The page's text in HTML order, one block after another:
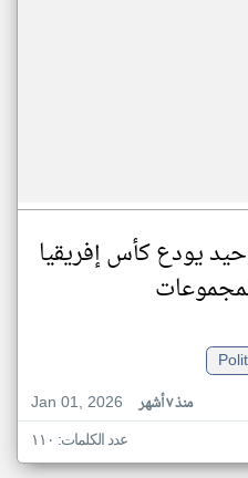
يودع كأس إفريقيا
Jan 01, 2026
منذ ٧ أشهر
عدد الكلمات: ١١٠